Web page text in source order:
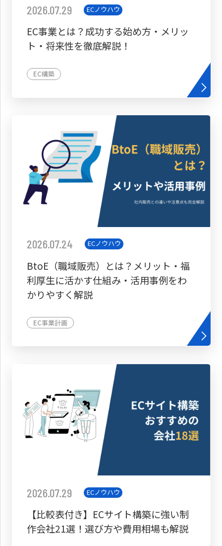
2026.07.29 ECノウハウ
EC事業とは？成功する始め方・メリッ
ト・将来性を徹底解説！
EC構築
2026.07.24 ECノウハウ
BtoE（職域販売）とは？メリット・福
利厚生に活かす仕組み・活用事例をわ
かりやすく解説
EC事業計画
2026.07.29 ECノウハウ
【比較表付き】ECサイト構築に強い制
作会社21選！選び方や費用相場も解説